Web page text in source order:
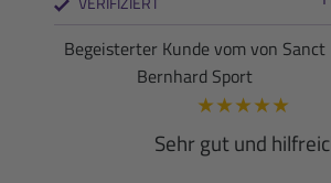
Begeisterter Kunde vom von Sanct
Bernhard Sport
★★★★★
Sehr gut und